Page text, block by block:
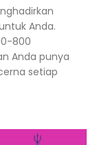
Anda.
800
Anda punya
setiap